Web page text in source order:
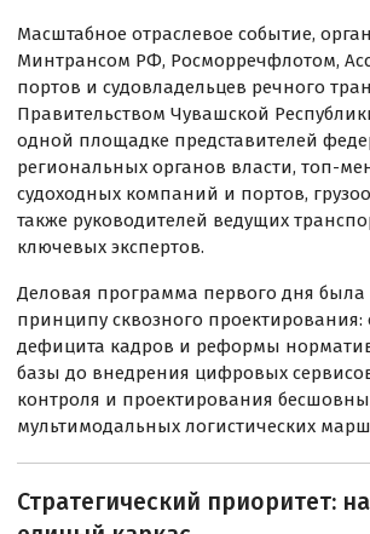
Масштабное отраслевое событие,
Минтрансом РФ, Росморречфлотом,
портов и судовладельцев речного
Правительством Чувашской
одной площадке представителей
региональных органов власти, топ-
судоходных компаний и портов,
также руководителей ведущих
ключевых экспертов.
Деловая программа первого дня была
принципу сквозного проектирования:
дефицита кадров и реформы
базы до внедрения цифровых
контроля и проектирования
мультимодальных логистических
Стратегический приоритет: